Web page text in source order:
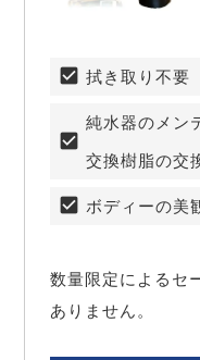
拭き取り不要
純水器のメン
交換樹脂の交
ボディーの美
数量限定によるセ
ありません。